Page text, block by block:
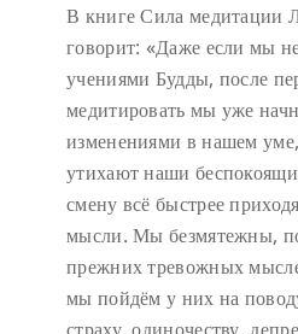
В книге Сила медитации
говорит: «Даже если мы
учениями Будды, после
медитировать мы уже
изменениями в нашем
утихают наши
смену всё быстрее
мысли. Мы безмятежны,
прежних тревожных
мы пойдём у них на